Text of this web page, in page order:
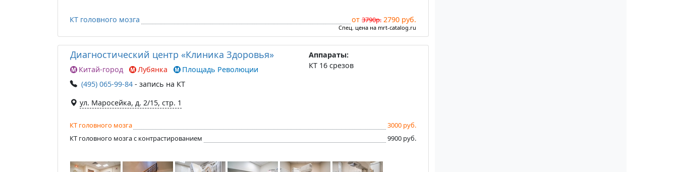
КТ головного мозга от 3790р. 2790 руб.
Спец. цена на mrt-catalog.ru
Диагностический центр «Клиника Здоровья»
Китай-город Лубянка
Площадь Революции
(495) 065-99-84 - запись на КТ
ул. Маросейка, д. 2/15, стр. 1
Аппараты:
КТ 16 срезов
КТ головного мозга
3000 руб.
КТ головного мозга с контрастированием
9900 руб.